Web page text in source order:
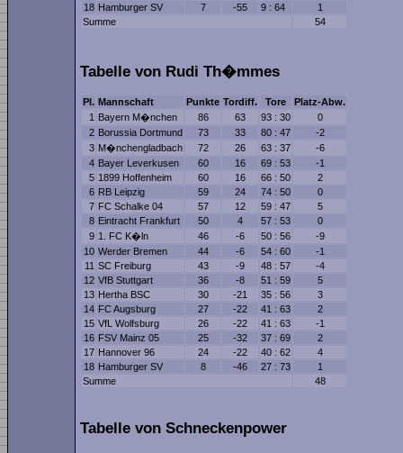
18 Hamburger SV 7 -55 9 : 64
1
Summe
54
Tabelle von Rudi Th�mmes
Pl. Mannschaft Punkte Tordiff. Tore
Platz-Abw.
1
Bayern M�nchen 86 63 93 : 30
0
2 Borussia Dortmund 73 33 80 : 47
-2
3 M�nchengladbach 72 26 63 : 37
-6
4 Bayer Leverkusen 60 16 69 : 53
-1
5 1899 Hoffenheim 60 16 66 : 50
2
6 RB Leipzig 59 24 74 : 50
0
7 FC Schalke 04 57 12 59 : 47
5
8 Eintracht Frankfurt 50 4 57 : 53
0
9 1. FC K�ln 46 -6 50 : 56
-9
10 Werder Bremen 44 -6 54 : 60
-1
11 SC Freiburg 43 -9 48 : 57
-4
12 VfB Stuttgart 36 -8 51 : 59
5
13 Hertha BSC 30 -21 35 : 56
3
14 FC Augsburg 27 -22 41 : 63
2
15 VfL Wolfsburg 26 -22 41 : 63
-1
16 FSV Mainz 05 25 -32 37 : 69
2
17 Hannover 96 24 -22 40 : 62
4
18 Hamburger SV 8 -46 27 : 73
1
Summe
48
Tabelle von Schneckenpower